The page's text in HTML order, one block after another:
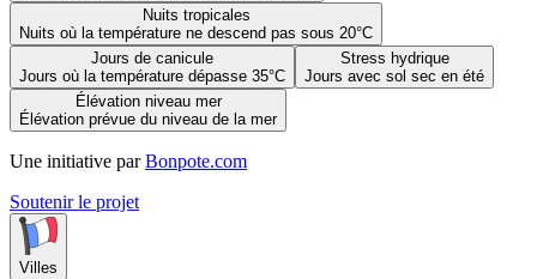
Nuits tropicales
Nuits où la température ne descend pas sous 20°C
Jours de canicule
Jours où la température dépasse 35°C
Stress hydrique
Jours avec sol sec en été
Élévation niveau mer
Élévation prévue du niveau de la mer
Une initiative par Bonpote.com
Soutenir le projet
Villes